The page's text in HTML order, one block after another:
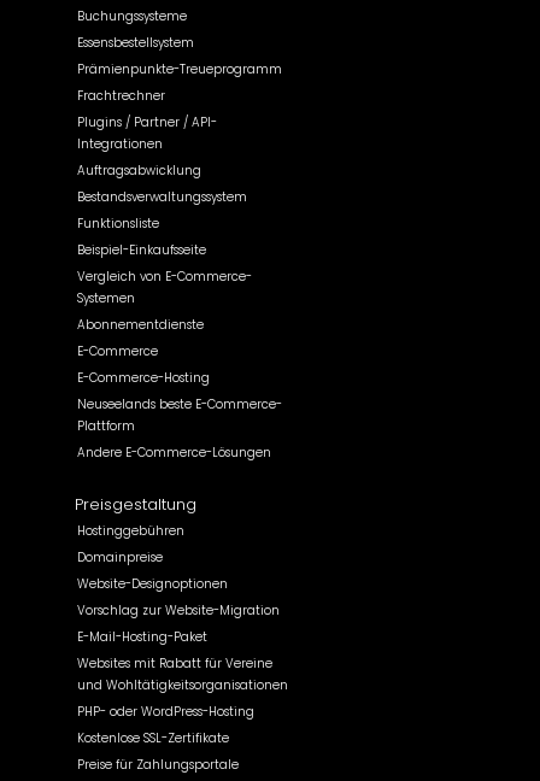
Buchungssysteme
Essensbestellsystem
Prämienpunkte-Treueprogramm
Frachtrechner
Plugins / Partner / API-
Integrationen
Auftragsabwicklung
Bestandsverwaltungssystem
Funktionsliste
Beispiel-Einkaufsseite
Vergleich von E-Commerce-
Systemen
Abonnementdienste
E-Commerce
E-Commerce-Hosting
Neuseelands beste E-Commerce-
Plattform
Andere E-Commerce-Lösungen
Preisgestaltung
Hostinggebühren
Domainpreise
Website-Designoptionen
Vorschlag zur Website-Migration
E-Mail-Hosting-Paket
Websites mit Rabatt für Vereine
und Wohltätigkeitsorganisationen
PHP- oder WordPress-Hosting
Kostenlose SSL-Zertifikate
Preise für Zahlungsportale